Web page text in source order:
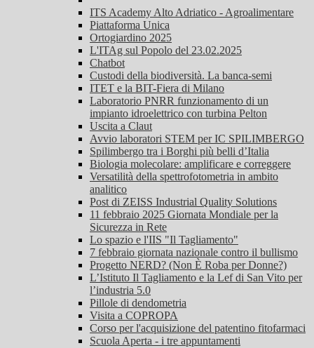
ITS Academy Alto Adriatico - Agroalimentare
Piattaforma Unica
Ortogiardino 2025
L'ITAg sul Popolo del 23.02.2025
Chatbot
Custodi della biodiversità. La banca-semi
ITET e la BIT-Fiera di Milano
Laboratorio PNRR funzionamento di un
impianto idroelettrico con turbina Pelton
Uscita a Claut
Avvio laboratori STEM per IC SPILIMBERGO
Spilimbergo tra i Borghi più belli d’Italia
Biologia molecolare: amplificare e correggere
Versatilità della spettrofotometria in ambito
analitico
Post di ZEISS Industrial Quality Solutions
11 febbraio 2025 Giornata Mondiale per la
Sicurezza in Rete
Lo spazio e l'IIS "Il Tagliamento"
7 febbraio giornata nazionale contro il bullismo
Progetto NERD? (Non È Roba per Donne?)
L’Istituto Il Tagliamento e la Lef di San Vito per
l’industria 5.0
Pillole di dendometria
Visita a COPROPA
Corso per l'acquisizione del patentino fitofarmaci
Scuola Aperta - i tre appuntamenti